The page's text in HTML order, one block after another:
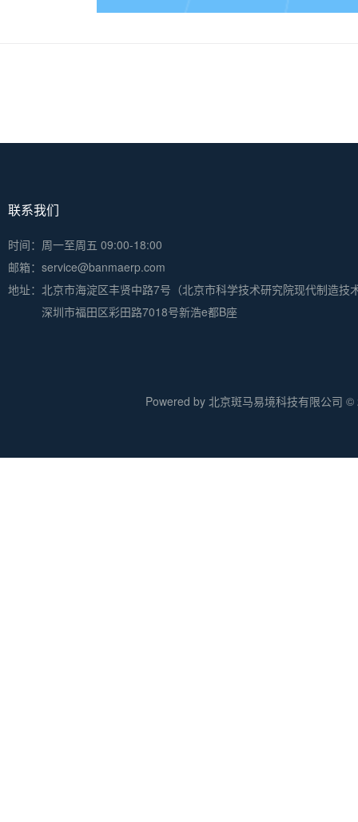
联系我们
时间：周一至周五 09:00-18:00
邮箱：service@banmaerp.com
地址： 北京市海淀区丰贤中路7号（北京市科学技术研究院现代制造技
深圳市福田区彩田路7018号新浩e都B座
Powered by 北京斑马易境科技有限公司